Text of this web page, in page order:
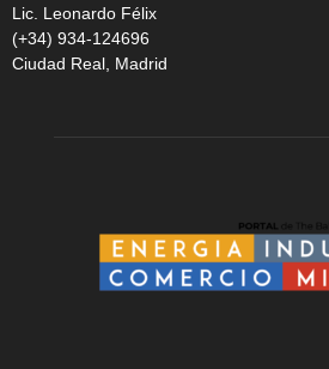
Lic. Leonardo Félix
(+34) 934-124696
Ciudad Real, Madrid